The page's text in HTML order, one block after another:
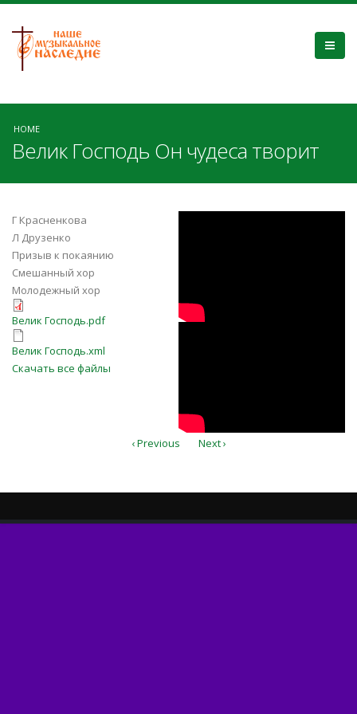
HOME
Велик Господь Он чудеса творит
Г Красненкова
Л Друзенко
Призыв к покаянию
Смешанный хор
Молодежный хор
Велик Господь.pdf
Велик Господь.pdf
Велик Господь.xml
Велик Господь.xml
Скачать все файлы
‹ Previous Next ›